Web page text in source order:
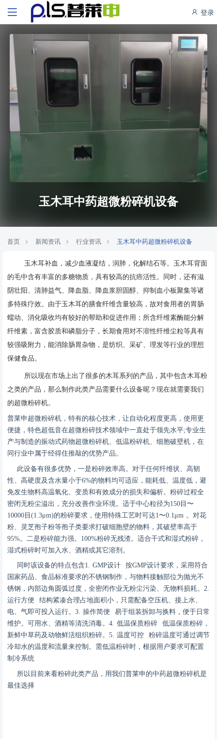
登录
玉木耳中药超微粉碎机设备
首页 新闻资讯 行业资讯 玉木耳中药超微粉碎机设备
玉木耳补血，减少血液凝结，润肺，化解结石等。玉木耳背面
的毛中含有丰富的多糖物质，具有较高的抗癌活性。同时，还有滋
阴壮阳、清肺益气、降血脂、降血浆胆固醇、抑制血小板聚集等诸
多特殊疗效。由于玉木耳的膳食纤维含量较高，故对食用者的胃肠
蠕动、消化吸收均有较好的帮助和促进作用；所含纤维素酶能分解
纤维素，富含胶质和磷脂分子，长期食用对不溶性纤维尘粒等具有
较强吸附力，能消除肠胃杂物，是纺织、采矿、理发等行业的理想
保健食品。
所以现在市场上出了很多的木耳系列的产品，其中包含木耳粉
之类的产品，那么制作此类产品需要什么设备呢？现在就需要我们
的超微粉碎机。
普莱申超微粉碎机，特有的核心技术，让自动化程度更高，使用更
便捷，特色超低音在超微粉碎技术领域中一直处于领先水平;专业生
产与制造的振动式药物超微粉碎机、低温粉碎机、细胞破壁机，在
同行业中属于经得住推敲的优势产品。
此设备有很多优势， 一是粉碎效率高。对于任何纤维状、高韧
性、高硬度及含水量小于6%的物料均可适应，能耗低、温度低，避
免发生物料高温氧化、变质和有效成分的损失和偏析。粉碎过程全
密闭无粉尘溢出，充分改善作业环境。适于中心粒径为150目〜
10000目(1.3μm)的粉碎要求，使用特殊工艺时可达1〜0.1μm 。对花
粉、灵芝孢子粉等孢子类要求打破细胞壁的物料，其破壁率高于
95%。
二是粉碎能力强。 100%粉碎无残渣。适合干式和湿式粉碎，
湿式粉碎时可加入水、酒精或其它溶剂。
同时该设备的特点包含1. GMP设计 按GMP设计要求，采用符合
国家药品、食品标准要求的不锈钢制作，与物料接触部位为抛光不
锈钢，内部边角圆弧过度，全密闭作业无粉尘污染、无物料损耗。 2.
运行方便 结构紧凑合理占地面积小，只需配备空压机、接上水、
电、气即可投入运行。 3. 操作简便 易于组装拆卸与换料，便于日常
维护。可用水、酒精等清洗消毒。 4. 低温保质粉碎 低温保质粉碎，
新鲜中草药及动物鲜活组织粉碎。 5. 温度可控 粉碎温度可通过调节
冷却水的温度和流量来控制。需低温粉碎时，根据用户要求可配置
制冷系统
所以目前来看粉碎此类产品，用我们普莱申的中药超微粉碎机是
最佳选择